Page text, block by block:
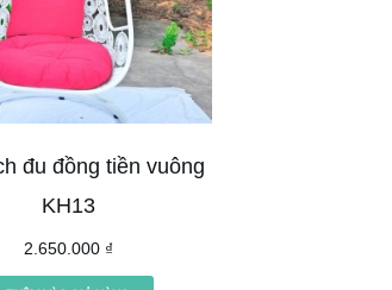
đu đồng tiền vuông
KH13
2.650.000 ₫